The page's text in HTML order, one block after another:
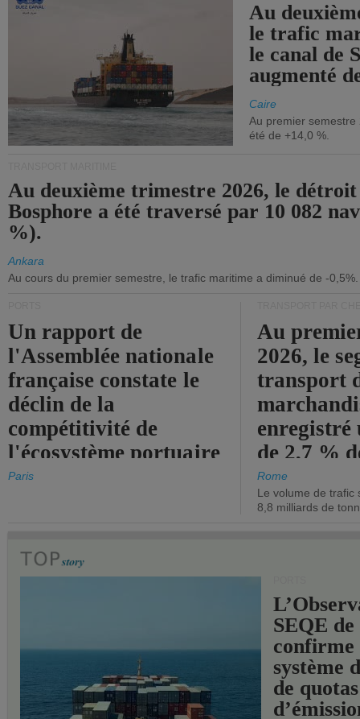
Au
le trafic
le canal de
augmenté
Caire
Au premier
été de +14,0 %.
Au deuxième trimestre 2026, le
Bosphore a été traversé par 10 082
%).
Ankara
Au cours du premier semestre, le trafic maritime a diminué de -0,5%.
Un rapport de
l'Assemblée nationale
française constate le
déclin de la
compétitivité de
l'écosystème portuaire
de l'État.
Paris
Au
2026, le
transport
enregistré
de 2,7 %
chiffre
Rome
Le volume de trafic
8,8 milliards de
SEQE de
confirme
système
de quotas